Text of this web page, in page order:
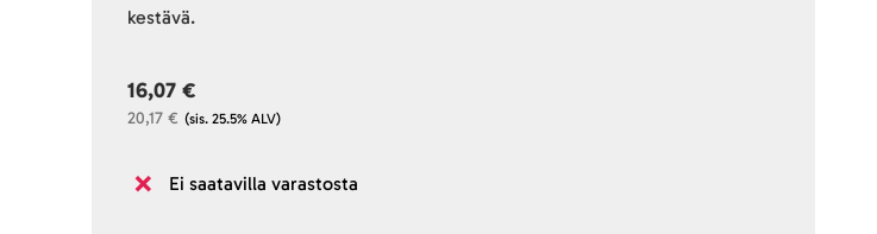
kestävä.
(sis. 25.5% ALV)
20,17 €
16,07 €
Ei saatavilla varastosta